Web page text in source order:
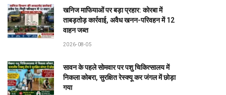
खनिज माफियाओं पर बड़ा प्रहार: कोरबा में
ताबड़तोड़ कार्रवाई, अवैध खनन-परिवहन में 12
वाहन जब्त
2026-08-05
सावन के पहले सोमवार पर पशु चिकित्सालय में
निकला कोबरा, सुरक्षित रेस्क्यू कर जंगल में छोड़ा
गया